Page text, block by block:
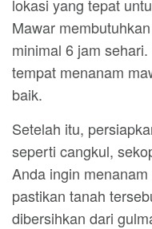
lokasi yang tepat
Mawar
minimal 6 jam
tempat menanam
baik.
Setelah itu,
seperti cangkul,
Anda ingin
pastikan tanah
dibersihkan dari